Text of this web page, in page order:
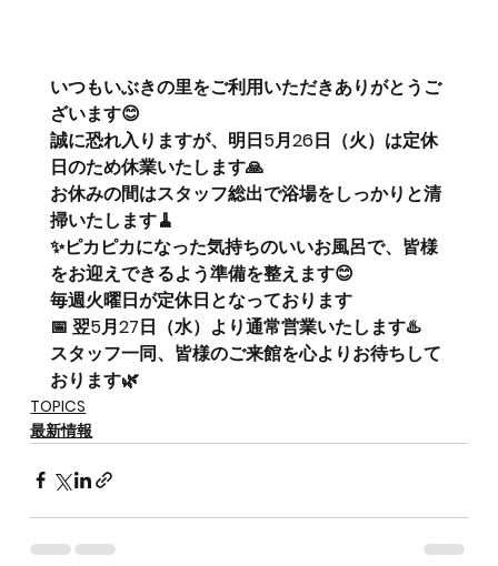
いつもいぶきの里をご利用いただきありがとうご
ざいます😊
誠に恐れ入りますが、明日5月26日（火）は定休
日のため休業いたします🙏
お休みの間はスタッフ総出で浴場をしっかりと清
掃いたします🧹
✨ピカピカになった気持ちのいいお風呂で、皆様
をお迎えできるよう準備を整えます😊
毎週火曜日が定休日となっております
📅 翌5月27日（水）より通常営業いたします♨️
スタッフ一同、皆様のご来館を心よりお待ちして
おります🌿
TOPICS
最新情報